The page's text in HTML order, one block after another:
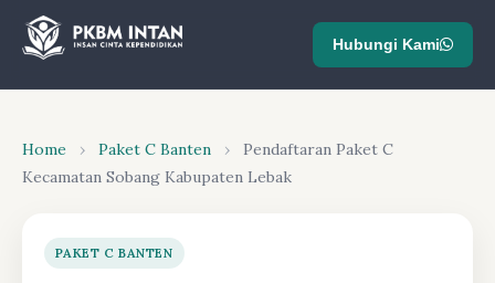
Hubungi Kami
Home › Paket C Banten ›
Pendaftaran Paket C
Kecamatan Sobang Kabupaten Lebak
PAKET C BANTEN